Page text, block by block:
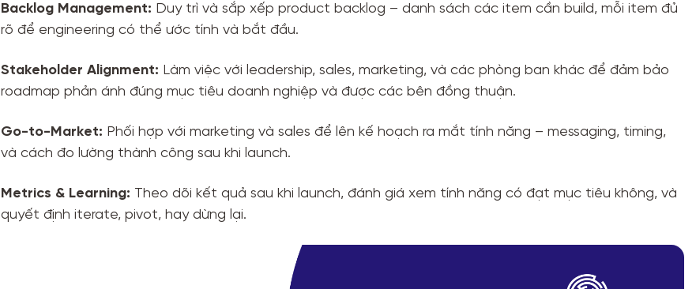
Backlog Management: Duy trì và sắp xếp product backlog – danh sách các item cần build, mỗi item đủ
rõ để engineering có thể ước tính và bắt đầu.
Stakeholder Alignment: Làm việc với leadership, sales, marketing, và các phòng ban khác để đảm bảo
roadmap phản ánh đúng mục tiêu doanh nghiệp và được các bên đồng thuận.
Go-to-Market: Phối hợp với marketing và sales để lên kế hoạch ra mắt tính năng – messaging, timing,
và cách đo lường thành công sau khi launch.
Metrics & Learning: Theo dõi kết quả sau khi launch, đánh giá xem tính năng có đạt mục tiêu không, và
quyết định iterate, pivot, hay dừng lại.